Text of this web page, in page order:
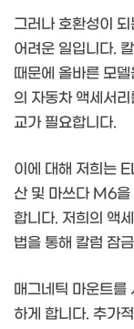
그러나 호환성이
어려운 일입니다.
때문에 올바른 모
의 자동차 액세서
교가 필요합니다.
이에 대해 저희는
산 및 마쓰다 M6을
합니다. 저희의 액
법을 통해 칼럼 잠
매그네틱 마운트를
하게 합니다. 추가